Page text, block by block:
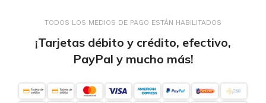
TODOS LOS MEDIOS DE PAGO ESTÁN HABILITADOS
¡Tarjetas débito y crédito, efectivo,
PayPal y mucho más!